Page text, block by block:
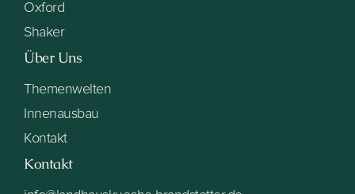
Oxford
Shaker
Über Uns
Themenwelten
Innenausbau
Kontakt
Kontakt